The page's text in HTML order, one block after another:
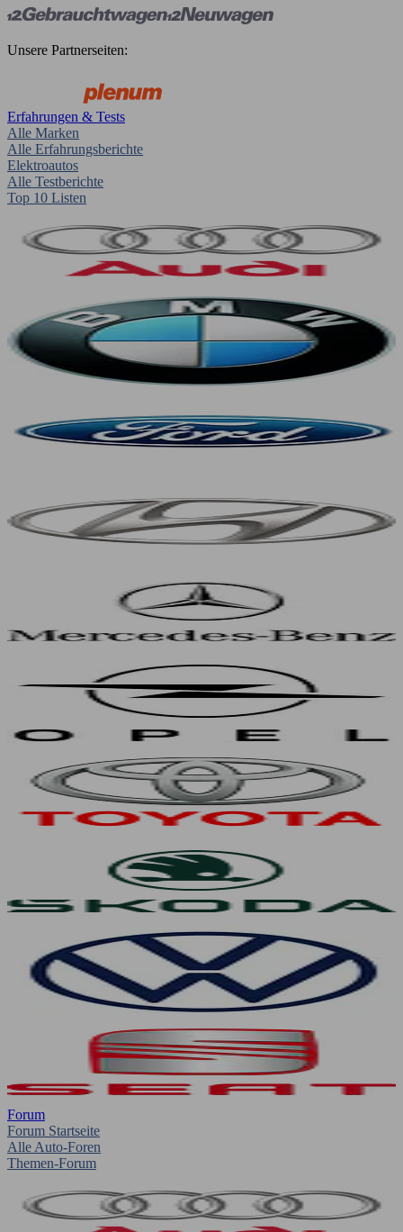
Unsere Partnerseiten:
Erfahrungen & Tests
Alle Marken
Alle Erfahrungsberichte
Elektroautos
Alle Testberichte
Top 10 Listen
Forum
Forum Startseite
Alle Auto-Foren
Themen-Forum